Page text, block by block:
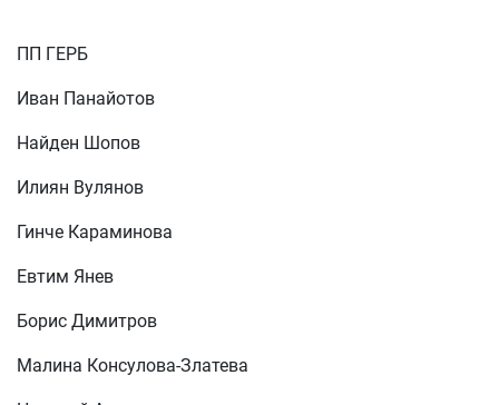
ПП ГЕРБ
Иван Панайотов
Найден Шопов
Илиян Вулянов
Гинче Караминова
Евтим Янев
Борис Димитров
Малина Консулова-Златева